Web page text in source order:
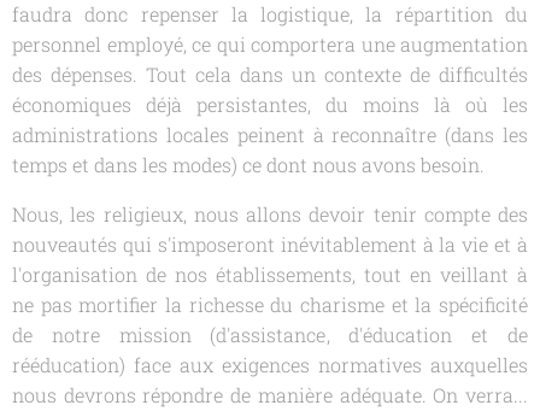
faudra donc repenser la logistique, la répartition du
personnel employé, ce qui comportera une augmentation
des dépenses. Tout cela dans un contexte de difficultés
économiques déjà persistantes, du moins là où les
administrations locales peinent à reconnaître (dans les
temps et dans les modes) ce dont nous avons besoin.
Nous, les religieux, nous allons devoir tenir compte des
nouveautés qui s'imposeront inévitablement à la vie et à
l'organisation de nos établissements, tout en veillant à
ne pas mortifier la richesse du charisme et la spécificité
de notre mission (d'assistance, d'éducation et de
rééducation) face aux exigences normatives auxquelles
nous devrons répondre de manière adéquate. On verra...